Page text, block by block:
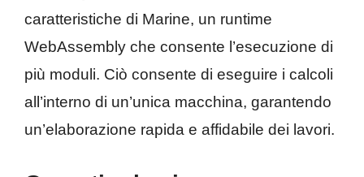
caratteristiche di Marine, un runtime
WebAssembly che consente l’esecuzione di
più moduli. Ciò consente di eseguire i calcoli
all’interno di un’unica macchina, garantendo
un’elaborazione rapida e affidabile dei lavori.